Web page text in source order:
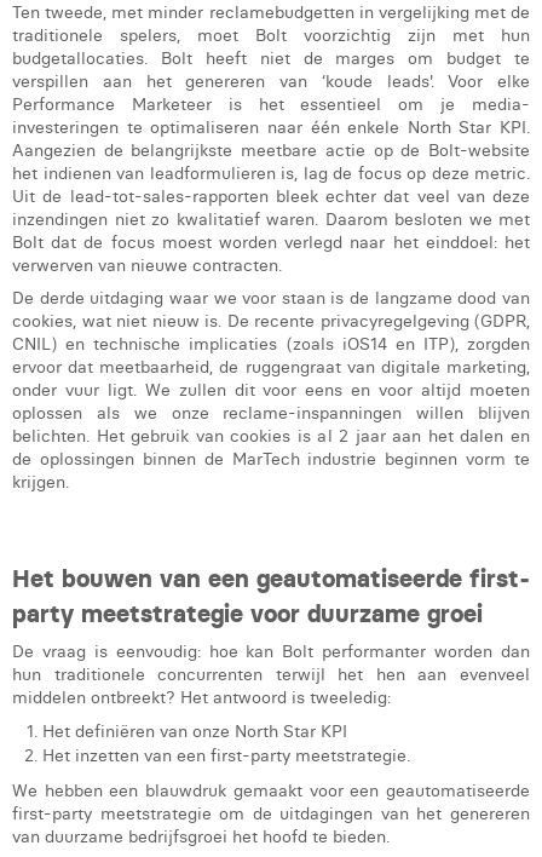
Ninon Chevalier
Olivia Lohest
Pieter Maesmans
Sebastiaan Reeskamp
Sven Bosschem
Thomas Kurevic
Thomas Riis
Victor Hayot
William Rezette
Yaël Vanhoe
Ten tweede, met minder reclamebudgetten in vergelijking met de
traditionele spelers, moet Bolt voorzichtig zijn met hun
budgetallocaties. Bolt heeft niet de marges om budget te
verspillen aan het genereren van ‘koude leads'. Voor elke
Performance Marketeer is het essentieel om je media-
investeringen te optimaliseren naar één enkele North Star KPI.
Aangezien de belangrijkste meetbare actie op de Bolt-website
het indienen van leadformulieren is, lag de focus op deze metric.
Uit de lead-tot-sales-rapporten bleek echter dat veel van deze
inzendingen niet zo kwalitatief waren. Daarom besloten we met
Bolt dat de focus moest worden verlegd naar het einddoel: het
verwerven van nieuwe contracten.
De derde uitdaging waar we voor staan is de langzame dood van
cookies, wat niet nieuw is. De recente privacyregelgeving (GDPR,
CNIL) en technische implicaties (zoals iOS14 en ITP), zorgden
ervoor dat meetbaarheid, de ruggengraat van digitale marketing,
onder vuur ligt. We zullen dit voor eens en voor altijd moeten
oplossen als we onze reclame-inspanningen willen blijven
belichten. Het gebruik van cookies is al 2 jaar aan het dalen en
de oplossingen binnen de MarTech industrie beginnen vorm te
krijgen.
Het bouwen van een geautomatiseerde first-
party meetstrategie voor duurzame groei
De vraag is eenvoudig: hoe kan Bolt performanter worden dan
hun traditionele concurrenten terwijl het hen aan evenveel
middelen ontbreekt? Het antwoord is tweeledig:
Het definiëren van onze North Star KPI
Het inzetten van een first-party meetstrategie.
We hebben een blauwdruk gemaakt voor een geautomatiseerde
first-party meetstrategie om de uitdagingen van het genereren
van duurzame bedrijfsgroei het hoofd te bieden.